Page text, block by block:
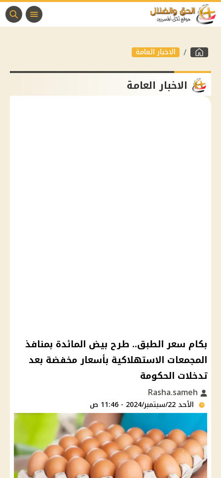
الاخبار العامة
الاخبار العامة
بكام سعر الطبق.. طرح بيض المائدة بمنافذ
المجمعات الاستهلاكية بأسعار مخفضة بعد
تدخلات الحكومة
الأحد 22/سبتمبر/2024 - 11:46 ص